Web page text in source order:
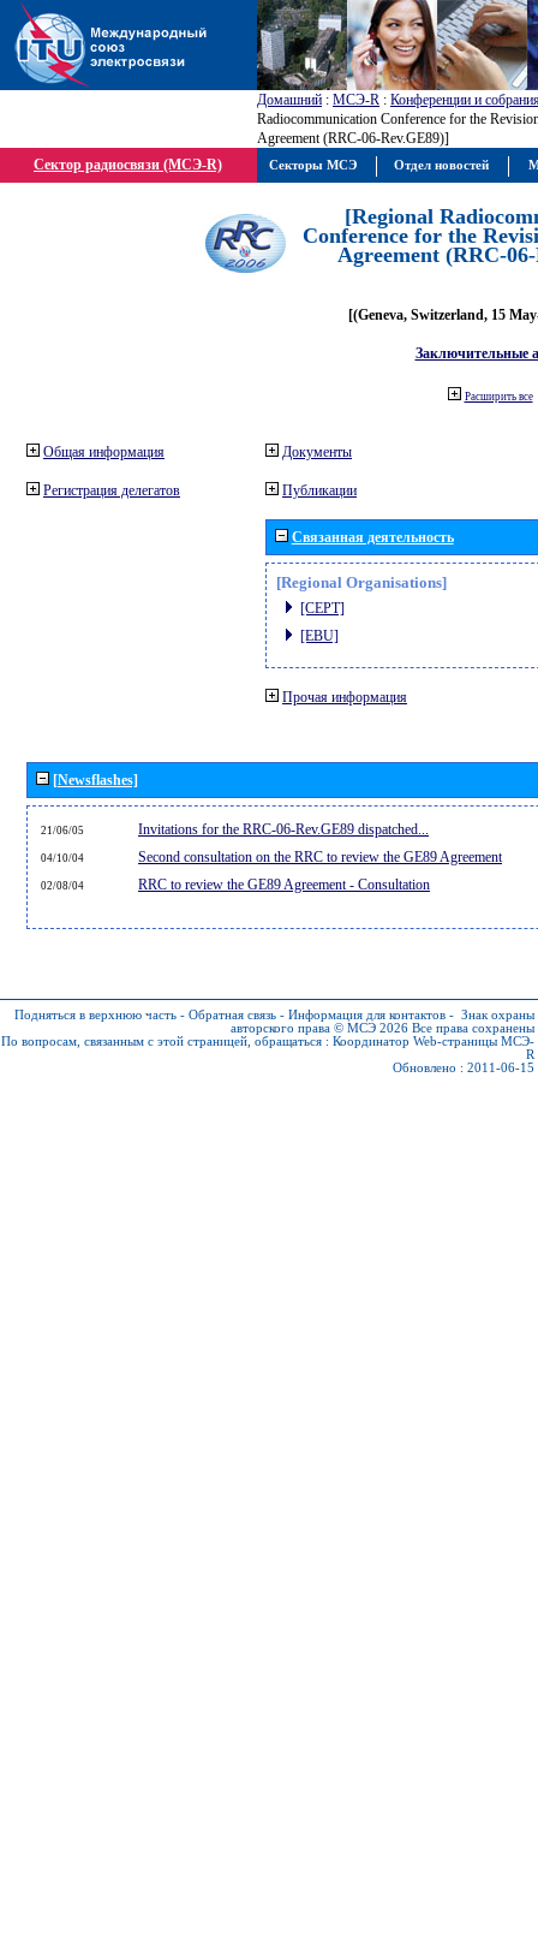
Домашний : МСЭ-R : Конференции и
Radiocommunication Conference for the
Agreement (RRC-06-Rev.GE89)]
Сектор радиосвязи (МСЭ-R)
[Regional
Conference for the
Agreement (RRC-
[(Geneva, Switzerland, 15
Заключительные
Расширить все
Общая информация
Регистрация делегатов
Документы
Публикации
Связанная деятельность
[Regional Organisations]
[CEPT]
[EBU]
Прочая информация
[Newsflashes]
21/06/05 Invitations for the RRC-06-Rev.GE89 dispatched...
04/10/04 Second consultation on the RRC to review the GE89 Agreement
02/08/04 RRC to review the GE89 Agreement - Consultation
Подняться в верхнюю часть - Обратная связь - Информация для контактов - Знак охраны
авторского права © МСЭ 2026 Все права сохранены
По вопросам, связанным с этой страницей, обращаться : Координатор Web-страницы МСЭ-
R
Обновлено : 2011-06-15
Секторы МСЭ Отдел новостей